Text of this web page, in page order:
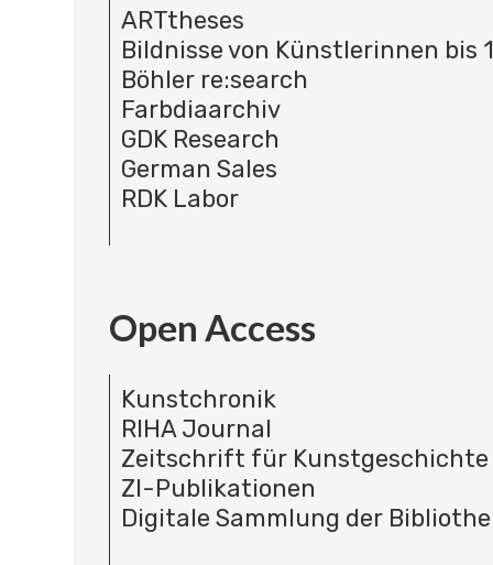
ARTtheses
Bildnisse von Künstlerinnen bis
Böhler re:search
Farbdiaarchiv
GDK Research
German Sales
RDK Labor
Open Access
Kunstchronik
RIHA Journal
Zeitschrift für Kunstgeschichte
ZI-Publikationen
Digitale Sammlung der